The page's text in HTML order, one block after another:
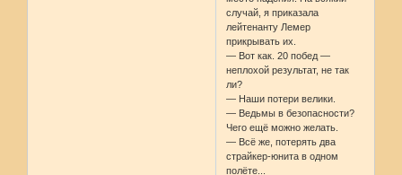
случай, я приказала
лейтенанту Лемер
прикрывать их.
— Вот как. 20 побед —
неплохой результат, не так
ли?
— Наши потери велики.
— Ведьмы в безопасности?
Чего ещё можно желать.
— Всё же, потерять два
страйкер-юнита в одном
полёте...